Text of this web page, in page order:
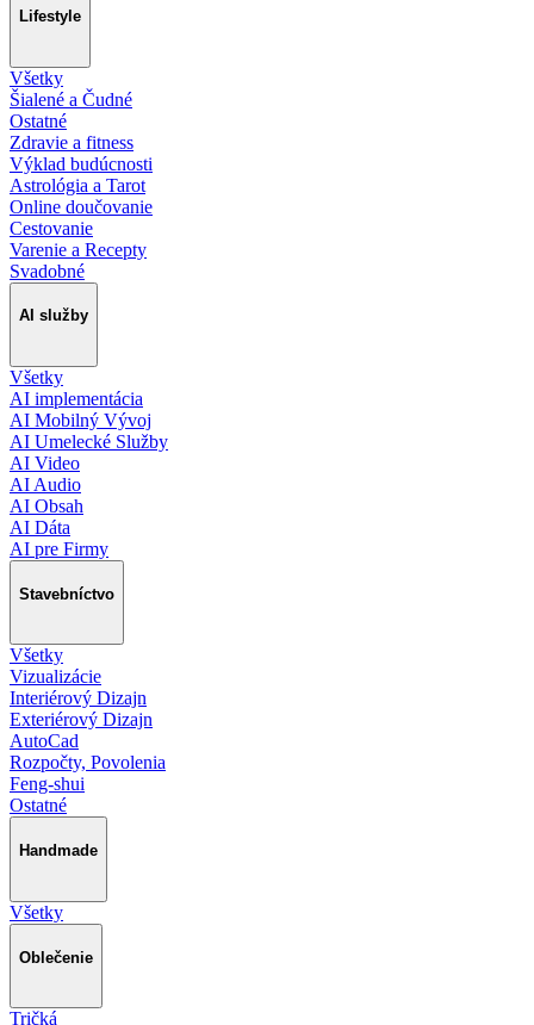
Lifestyle
Všetky
Šialené a Čudné
Ostatné
Zdravie a fitness
Výklad budúcnosti
Astrológia a Tarot
Online doučovanie
Cestovanie
Varenie a Recepty
Svadobné
AI služby
Všetky
AI implementácia
AI Mobilný Vývoj
AI Umelecké Služby
AI Video
AI Audio
AI Obsah
AI Dáta
AI pre Firmy
Stavebníctvo
Všetky
Vizualizácie
Interiérový Dizajn
Exteriérový Dizajn
AutoCad
Rozpočty, Povolenia
Feng-shui
Ostatné
Handmade
Všetky
Oblečenie
Tričká